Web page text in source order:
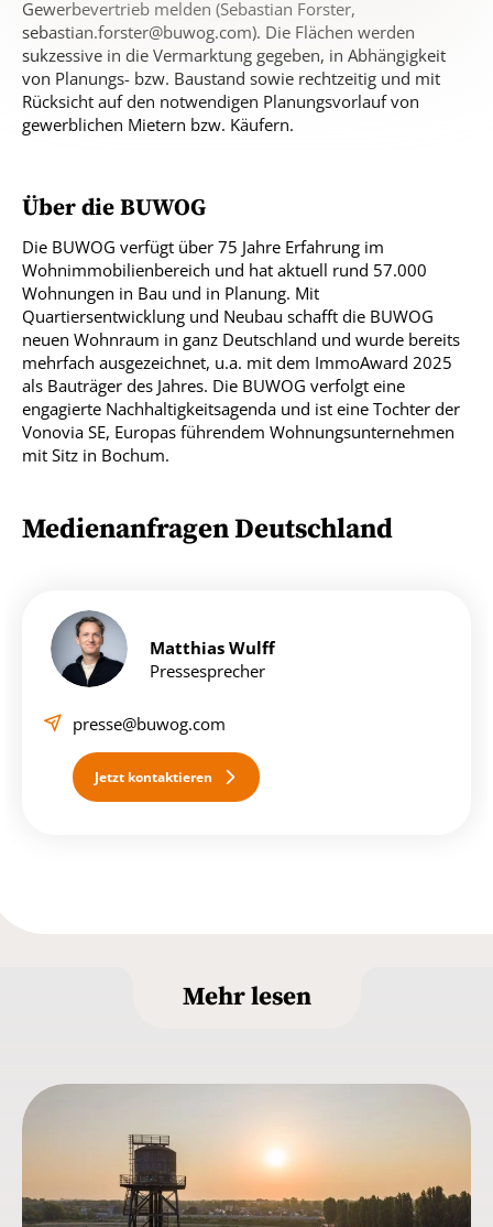
Gewerbevertrieb melden (Sebastian Forster,
sebastian.forster@buwog.com). Die Flächen werden
sukzessive in die Vermarktung gegeben, in Abhängigkeit
von Planungs- bzw. Baustand sowie rechtzeitig und mit
Rücksicht auf den notwendigen Planungsvorlauf von
gewerblichen Mietern bzw. Käufern.
Über die BUWOG
Die BUWOG verfügt über 75 Jahre Erfahrung im
Wohnimmobilienbereich und hat aktuell rund 57.000
Wohnungen in Bau und in Planung. Mit
Quartiersentwicklung und Neubau schafft die BUWOG
neuen Wohnraum in ganz Deutschland und wurde bereits
mehrfach ausgezeichnet, u.a. mit dem ImmoAward 2025
als Bauträger des Jahres. Die BUWOG verfolgt eine
engagierte Nachhaltigkeitsagenda und ist eine Tochter der
Vonovia SE, Europas führendem Wohnungsunternehmen
mit Sitz in Bochum.
Medienanfragen Deutschland
Matthias Wulff
Pressesprecher
presse@buwog.com
Jetzt kontaktieren
Mehr lesen